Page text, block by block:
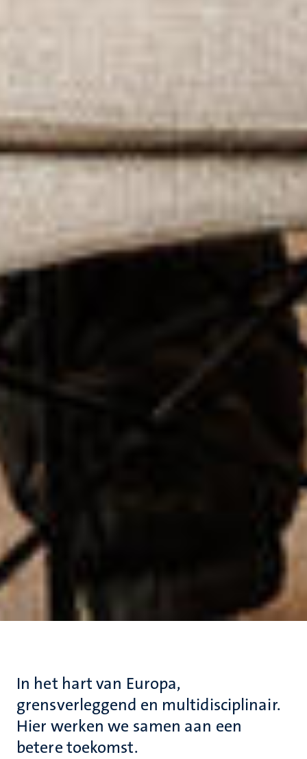
In het hart van Europa,
grensverleggend en multidisciplinair.
Hier werken we samen aan een
betere toekomst.